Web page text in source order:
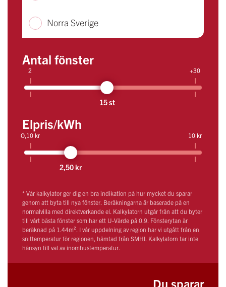
Norra Sverige
Antal fönster
2 +30
15 st
Elpris/kWh
O,10 kr 10 kr
2,50 kr
* Vår kalkylator ger dig en bra indikation på hur mycket du sparar
genom att byta till nya fönster. Beräkningarna är baserade på en
normalvilla med direktverkande el. Kalkylatorn utgår från att du byter
till vårt bästa fönster som har ett U-Värde på 0.9. Fönsterytan är
beräknad på 1.44m². I vår uppdelning av region har vi utgått från en
snittemperatur för regionen, hämtad från SMHI. Kalkylatorn tar inte
hänsyn till val av inomhustemperatur.
Du sparar